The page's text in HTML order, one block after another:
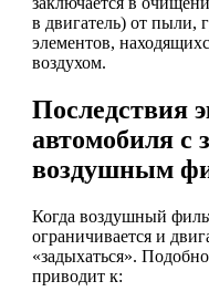
в двигатель) от пыли,
элементов,
воздухом.
Последствия
автомобиля с
воздушным
Когда воздушный
ограничивается и
«задыхаться».
приводит к: